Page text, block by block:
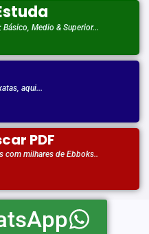
Medio & Superior...
aqui...
PDF
com milhares de Ebboks..